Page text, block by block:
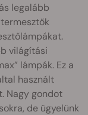
legalább
világítási
lámpák. Ez a
használt
Nagy gondot
de ügyelünk